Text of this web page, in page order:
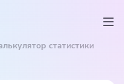
статистики